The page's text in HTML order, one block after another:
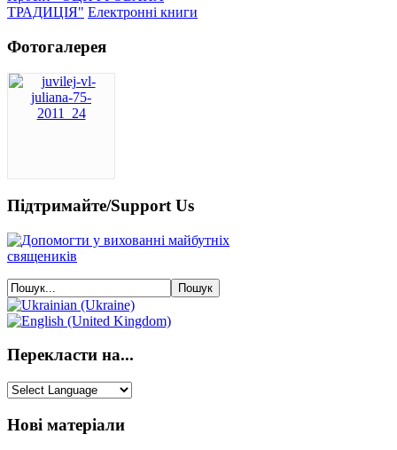
ТРАДИЦІЯ" Електронні книги
Фотогалерея
Підтримайте/Support Us
Перекласти на...
Нові матеріали